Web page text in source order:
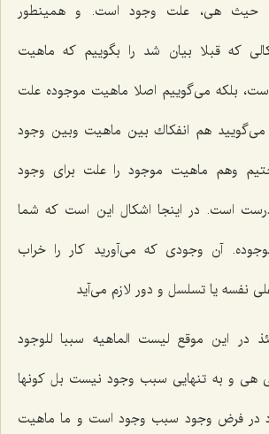
حیث هى، علت وجود است. و همینطور
كه قبلا بیان شد را بگوییم كه ماهیت
بلكه مى‌گوییم اصلا ماهیت موجوده علت
هم انفكاك بین ماهیت وبین وجود
وهم ماهیت موجود را علت براى وجود
است. در اینجا اشكال این است كه شما
آن وجودى كه مى‌آورید كار را خراب
نفسه یا تسلسل و دور لازم مى‌آید
در این موقعلیست الماهیه سببا للوجود
و به تنهایى سبب وجود نیست بل کونها
در فرض وجود سبب وجود است و ما ماهیت